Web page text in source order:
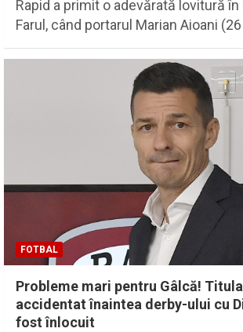
Rapid a primit o adevărată lovitură
Farul, când portarul Marian Aioani
FOTBAL
Probleme mari pentru Gâlcă!
accidentat înaintea derby-ului cu
fost înlocuit